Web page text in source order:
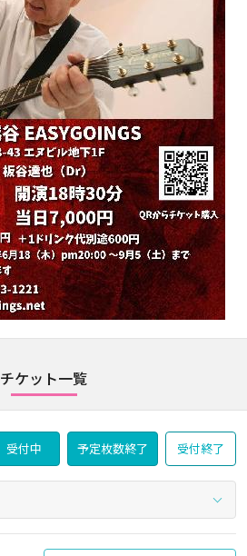
チケット一覧
受付中 予定枚数終了 受付終了